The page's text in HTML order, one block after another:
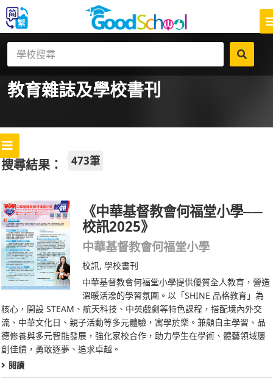
教育雜誌及學校書刊
搜尋結果： 473筆
《中華基督教會何福堂小學──
校訊2025》
中華基督教會何福堂小學
校訊, 學校書刊
中華基督教會何福堂小學提供優質全人教育，營造
溫暖活潑的學習氛圍。以「SHINE 品格教育」為
核心，開設 STEAM、航天科技、中英戲劇等特色課程，搭配境內外交
流、中華文化日、親子活動等多元體驗，寓學於樂。兼顧自主學習、品
德修養與多元智能發展，強化家校合作，助力學生在學術、體藝領域屢
創佳績，勇敢逐夢、追求卓越。
閱讀